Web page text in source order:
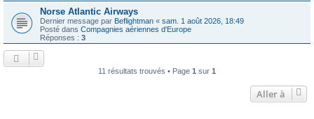
Norse Atlantic Airways
Dernier message par Beflightman « sam. 1 août 2026, 18:49
Posté dans Compagnies aériennes d'Europe
Réponses : 3
11 résultats trouvés • Page 1 sur 1
Aller à